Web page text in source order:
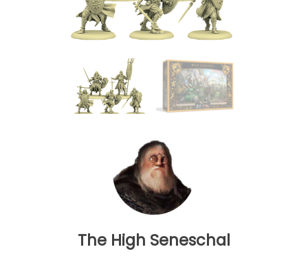
The High Seneschal